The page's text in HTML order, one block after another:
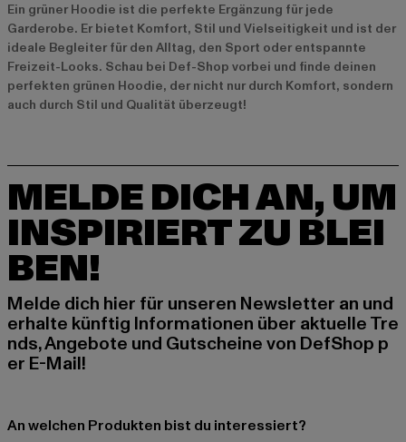
Ein grüner Hoodie ist die perfekte Ergänzung für jede
Garderobe. Er bietet Komfort, Stil und Vielseitigkeit und ist der
ideale Begleiter für den Alltag, den Sport oder entspannte
Freizeit-Looks. Schau bei Def-Shop vorbei und finde deinen
perfekten grünen Hoodie, der nicht nur durch Komfort, sondern
auch durch Stil und Qualität überzeugt!
MELDE DICH AN, UM
INSPIRIERT ZU BLEI
BEN!
Melde dich hier für unseren Newsletter an und
erhalte künftig Informationen über aktuelle Tre
nds, Angebote und Gutscheine von DefShop p
er E-Mail!
An welchen Produkten bist du interessiert?